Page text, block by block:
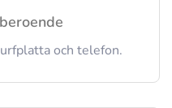
och telefon.